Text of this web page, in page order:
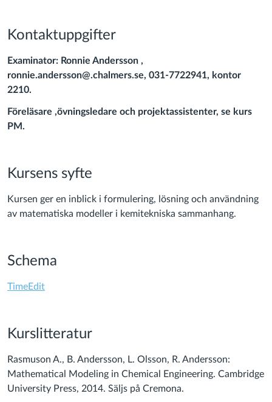
Kontaktuppgifter
Examinator: Ronnie Andersson ,
ronnie.andersson@.chalmers.se, 031-7722941, kontor
2210.
Föreläsare ,övningsledare och projektassistenter, se kurs
PM.
Kursens syfte
Kursen ger en inblick i formulering, lösning och användning
av matematiska modeller i kemitekniska sammanhang.
Schema
TimeEdit(Links
external
Kurslitteratur
Rasmuson A., B. Andersson, L. Olsson, R. Andersson:
Mathematical Modeling in Chemical Engineering. Cambridge
University Press, 2014. Säljs på Cremona.